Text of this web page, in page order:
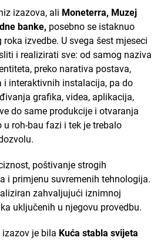
izazova, ali Moneterra, Muzej
banke, posebno se istaknuo
izvedbe. U svega šest mjeseci
i realizirati sve: od samog naziva
preko narativa postava,
i interaktivnih instalacija, pa do
grafika, videa, aplikacija,
do same produkcije i otvaranja
u roh-bau fazi i tek je trebalo
poštivanje strogih
i primjenu suvremenih tehnologija.
zahvaljujući iznimnoj
uključenih u njegovu provedbu.
je bila Kuća stabla svijeta